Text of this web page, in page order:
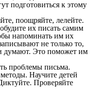
подготовиться к этому
поощряйте, лелейте.
их писать самим
напоминать им их
не только то,
думают. Это поможет им
проблемы письма.
Научите детей
Проверяйте